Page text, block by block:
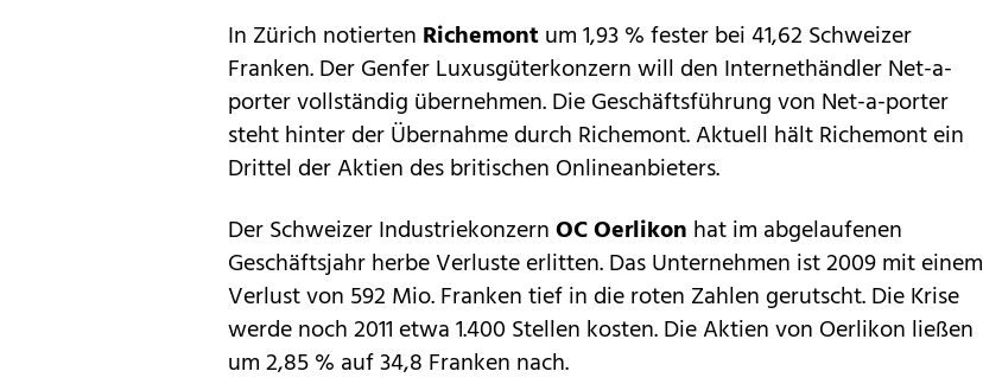
In Zürich notierten Richemontum 1,93 % fester bei 41,62 Schweizer
Franken. Der Genfer Luxusgüterkonzern will den Internethändler Net-a-
porter vollständig übernehmen. Die Geschäftsführung von Net-a-porter
steht hinter der Übernahme durch Richemont. Aktuell hält Richemont ein
Drittel der Aktien des britischen Onlineanbieters.
Der Schweizer IndustriekonzernOC Oerlikon hat im abgelaufenen
Geschäftsjahr herbe Verluste erlitten. Das Unternehmen ist 2009 mit einem
Verlust von 592 Mio. Franken tief in die roten Zahlen gerutscht. Die Krise
werde noch 2011 etwa 1.400 Stellen kosten. Die Aktien von Oerlikon ließen
um 2,85 % auf 34,8 Franken nach.